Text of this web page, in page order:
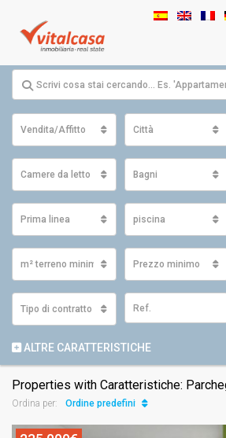
Vendita/Affitto Città
Camere da letto Bagni
Prima linea piscina
m² terreno minimo Prezzo minimo
Tipo di contratto
ALTRE CARATTERISTICHE
Properties with Caratteristiche:
Ordina per: Ordine predefinito